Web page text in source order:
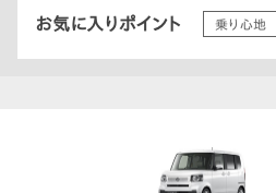
お気に入りポイント 乗り心地